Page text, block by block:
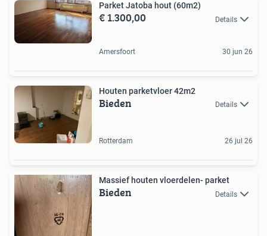
Parket Jatoba hout (60m2)
€ 1.300,00 Details
Amersfoort 30 jun 26
Houten parketvloer 42m2
Bieden Details
Rotterdam 26 jul 26
Massief houten vloerdelen- parket
Bieden Details